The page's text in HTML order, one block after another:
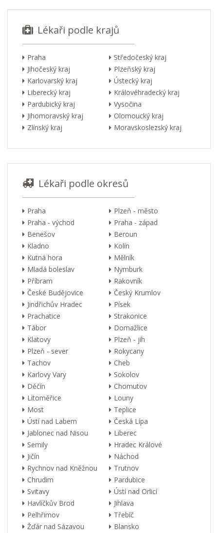
Lékaři podle krajů
Praha
Středočeský kraj
Jihočeský kraj
Plzeňský kraj
Karlovarský kraj
Ústecký kraj
Liberecký kraj
Královéhradecký kraj
Pardubický kraj
Vysočina
Jihomoravský kraj
Olomoucký kraj
Zlínský kraj
Moravskoslezský kraj
Lékaři podle okresů
Praha
Plzeň - město
Praha - východ
Praha - západ
Benešov
Beroun
Kladno
Kolín
Kutná hora
Mělník
Mladá boleslav
Nymburk
Příbram
Rakovník
České Budějovice
Český Krumlov
Jindřichův Hradec
Písek
Prachatice
Strakonice
Tábor
Domažlice
Klatovy
Plzeň - jih
Plzeň - sever
Rokycany
Tachov
Cheb
Karlovy Vary
Sokolov
Děčín
Chomutov
Litoměřice
Louny
Most
Teplice
Ústí nad Labem
Česká Lípa
Jablonec nad Nisou
Liberec
Semily
Hradec Králové
Jičín
Náchod
Rychnov nad Kněžnou
Trutnov
Chrudim
Pardubice
Svitavy
Ústí nad Orlicí
Havlíčkův Brod
Jihlava
Pelhřimov
Třebíč
Žďár nad Sázavou
Blansko